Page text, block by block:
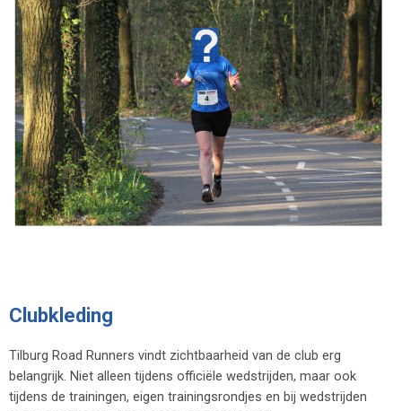
Clubkleding
Tilburg Road Runners vindt zichtbaarheid van de club erg
belangrijk. Niet alleen tijdens officiële wedstrijden, maar ook
tijdens de trainingen, eigen trainingsrondjes en bij wedstrijden